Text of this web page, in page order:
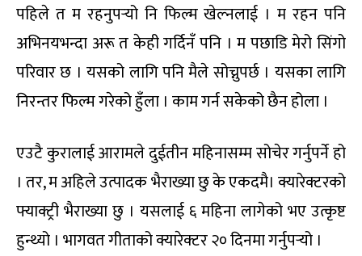
पहिले त म रहनुपर्‍यो नि फिल्म खेल्नलाई । म रहन पनि
अभिनयभन्दा अरू त केही गर्दिनँ पनि । म पछाडि मेरो सिंगो
परिवार छ । यसको लागि पनि मैले सोच्नुपर्छ । यसका लागि
निरन्तर फिल्म गरेको हुँला । काम गर्न सकेको छैन होला ।
एउटै कुरालाई आरामले दुईतीन महिनासम्म सोचेर गर्नुपर्ने हो
। तर, म अहिले उत्पादक भैराख्या छु के एकदमै। क्यारेक्टरको
फ्याक्ट्री भैराख्या छु । यसलाई ६ महिना लागेको भए उत्कृष्ट
हुन्थ्यो । भागवत गीताको क्यारेक्टर २० दिनमा गर्नुपर्‍यो ।